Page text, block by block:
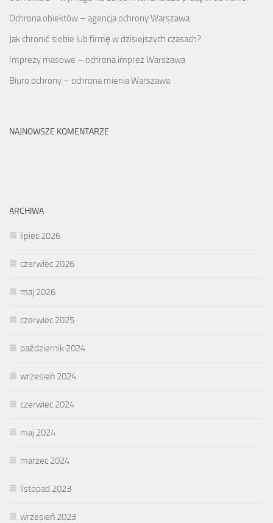
Ochrona obiektów – agencja ochrony Warszawa
Jak chronić siebie lub firmę w dzisiejszych czasach?
Imprezy masowe – ochrona imprez Warszawa
Biuro ochrony – ochrona mienia Warszawa
NAJNOWSZE KOMENTARZE
ARCHIWA
lipiec 2026
czerwiec 2026
maj 2026
czerwiec 2025
październik 2024
wrzesień 2024
czerwiec 2024
maj 2024
marzec 2024
listopad 2023
wrzesień 2023